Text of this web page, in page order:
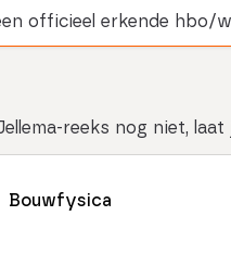
officieel erkende hbo/
reeks nog niet,
Bouwfysica